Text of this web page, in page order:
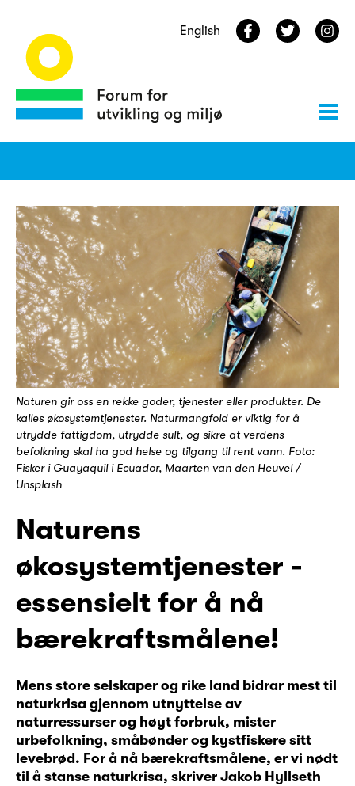
English
Naturen gir oss en rekke goder, tjenester eller produkter. De
kalles økosystemtjenester. Naturmangfold er viktig for å
utrydde fattigdom, utrydde sult, og sikre at verdens
befolkning skal ha god helse og tilgang til rent vann. Foto:
Fisker i Guayaquil i Ecuador, Maarten van den Heuvel /
Unsplash
Naturens
økosystemtjenester -
essensielt for å nå
bærekraftsmålene!
Mens store selskaper og rike land bidrar mest til
naturkrisa gjennom utnyttelse av
naturressurser og høyt forbruk, mister
urbefolkning, småbønder og kystfiskere sitt
levebrød. For å nå bærekraftsmålene, er vi nødt
til å stanse naturkrisa, skriver Jakob Hyllseth